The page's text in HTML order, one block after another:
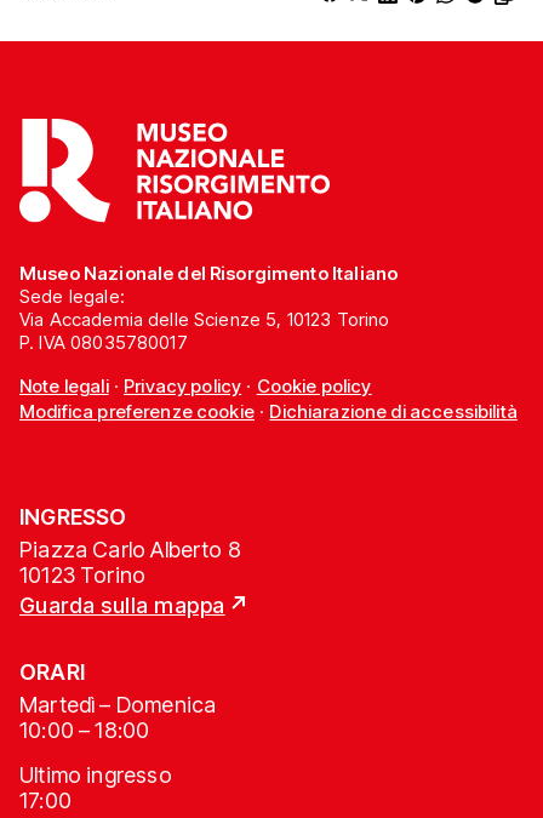
Museo Nazionale del Risorgimento Italiano
Sede legale:
Via Accademia delle Scienze 5, 10123 Torino
P. IVA 08035780017
Note legali· Privacy policy · Cookie policy
Modifica preferenze cookie· Dichiarazione di accessibilità
INGRESSO
Piazza Carlo Alberto 8
10123 Torino
Guarda sulla mappa
ORARI
Martedì – Domenica
10:00 – 18:00
Ultimo ingresso
17:00